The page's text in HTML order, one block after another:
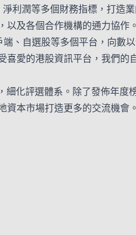
利潤等多個財務指標，打造
及各個合作機構的通力協作。
、自選股等多個平台，向數
愛的港股資訊平台，我們的
化評選體系。除了發佈年度
本市場打造更多的交流機會。